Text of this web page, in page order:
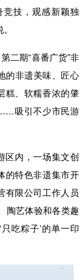
技，观感新颖独
期“喜番广货”非
的非遗美味、匠心
糕、软糯香浓的肇
吸引不少市民游
内，一场集文创
的特色非遗集市开
有限公司工作人员
陶艺体验和各类趣
吃粽子’的单一印